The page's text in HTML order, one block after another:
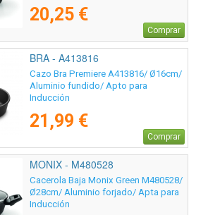
20,25 €
Comprar
BRA - A413816
Cazo Bra Premiere A413816/ Ø16cm/
Aluminio fundido/ Apto para
Inducción
21,99 €
Comprar
MONIX - M480528
Cacerola Baja Monix Green M480528/
Ø28cm/ Aluminio forjado/ Apta para
Inducción